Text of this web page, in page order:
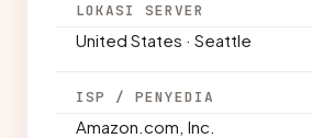
LOKASI SERVER
United States · Seattle
ISP / PENYEDIA
Amazon.com, Inc.